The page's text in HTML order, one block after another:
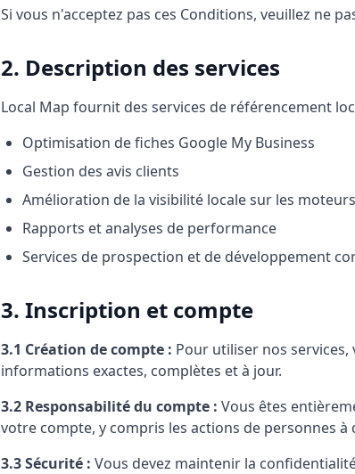
Si vous n'acceptez pas ces Conditions, veuillez ne
2. Description des services
Local Map fournit des services de référencement
Optimisation de fiches Google My Business
Gestion des avis clients
Amélioration de la visibilité locale sur les
Rapports et analyses de performance
Services de prospection et de développement
3. Inscription et compte
3.1 Création de compte : Pour utiliser nos
informations exactes, complètes et à jour.
3.2 Responsabilité du compte : Vous êtes
votre compte, y compris les actions de personnes à
3.3 Sécurité : Vous devez maintenir la